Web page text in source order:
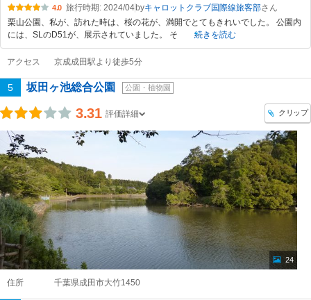
4.0 旅行時期: 2024/04byキャロットクラブ国際線旅客部
栗山公園、私が、訪れた時は、桜の花が、満開でとてもきれいでした。 公園内
には、SLのD51が、展示されていました。 そ
続きを読む
アクセス 京成成田駅より徒歩5分
5 坂田ヶ池総合公園 公園・植物園
3.31 評価詳細 クリップ
24
住所 千葉県成田市大竹1450